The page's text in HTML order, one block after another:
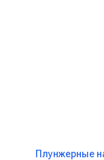
Плунжерные